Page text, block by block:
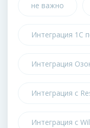
не важно
Интеграция 1С
Интеграция
Интеграция с
Интеграция с